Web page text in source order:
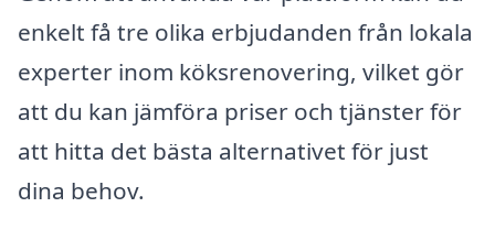
enkelt få tre olika erbjudanden från lokala
experter inom köksrenovering, vilket gör
att du kan jämföra priser och tjänster för
att hitta det bästa alternativet för just
dina behov.